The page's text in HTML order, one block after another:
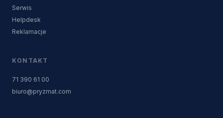
Serwis
Helpdesk
Reklamacje
KONTAKT
71 390 61 00
biuro@pryzmat.com